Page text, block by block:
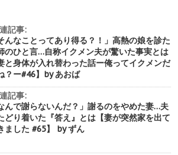
記事:
んなことってあり得る？！」高熱の娘を診た
のひと言…自称イクメン夫が驚いた事実とは
と身体が入れ替わった話ー俺ってイクメンだ
？ー#46】by あおば
記事:
んで謝らないんだ？」謝るのをやめた妻…夫
どり着いた『答え』とは【妻が突然家を出て
ました #65】 by ずん